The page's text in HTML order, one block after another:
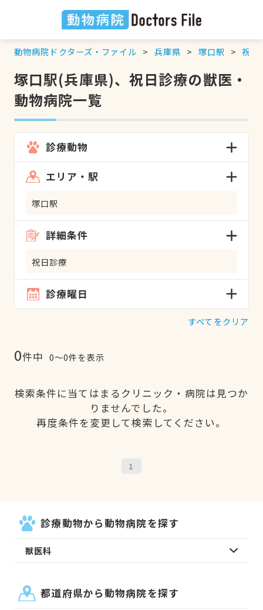
動物病院ドクターズ・ファイル 兵庫県 塚口駅 祝日
塚口駅(兵庫県)、祝日診療の獣医・
動物病院一覧
診療動物
エリア・駅
塚口駅
詳細条件
祝日診療
診療曜日
すべてをクリア
0件中 0〜0件を表示
検索条件に当てはまるクリニック・病院は見つか
りませんでした。
再度条件を変更して検索してください。
1
診療動物から動物病院を探す
獣医科
都道府県から動物病院を探す